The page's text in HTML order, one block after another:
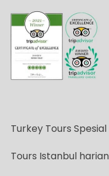
Turkey Tours Spesial
Tours Istanbul harian